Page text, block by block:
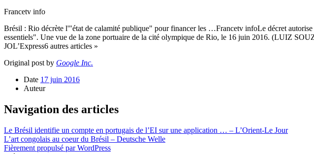
Francetv info
Brésil : Rio décrète l'"état de calamité publique" pour financer les …Francetv infoLe décret
essentiels". Une vue de la zone portuaire de la cité olympique de Rio, le 16 juin 2016. (LUIZ
JOL’Express6 autres articles »
Original post by Google Inc.
Date 17 juin 2016
Auteur
Navigation des articles
Le Brésil identifie un compte en portugais de l’EI sur une application … – L’Orient-Le Jour
L’art congolais au coeur du Brésil – Deutsche Welle
Fièrement propulsé par WordPress